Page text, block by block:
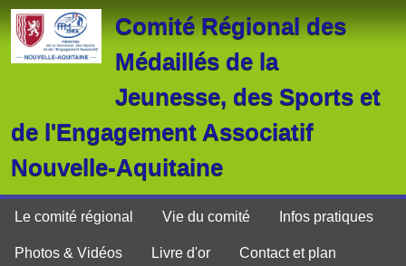
Comité Régional des
Médaillés de la
Jeunesse, des Sports et
de l'Engagement Associatif
Nouvelle-Aquitaine
Le comité régional Vie du comité Infos pratiques
Photos & Vidéos Livre d'or Contact et plan
Panneau de gestion des cookies